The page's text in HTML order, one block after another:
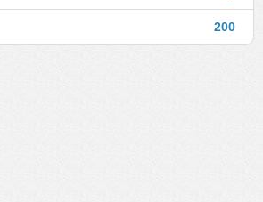
200